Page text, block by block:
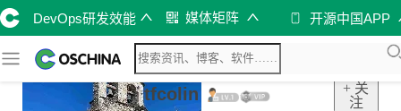
DevOps研发效能 媒体矩阵 开源中国APP
tfcolin
+ 关
注